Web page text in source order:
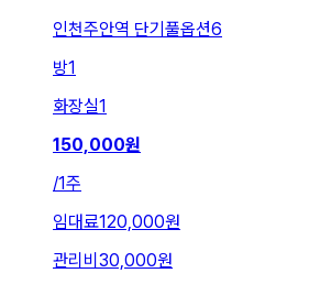
인천주안역 단기풀옵션6
방1
화장실1
150,000원
/1주
임대료120,000원
관리비 30,000원